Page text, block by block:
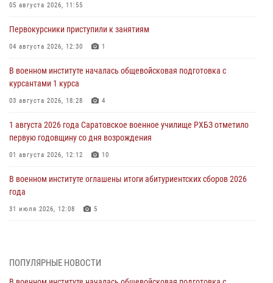
05 августа 2026, 11:55
Первокурсники приступили к занятиям
04 августа 2026, 12:30 1
В военном институте началась общевойсковая подготовка с
курсантами 1 курса
03 августа 2026, 18:28 4
1 августа 2026 года Саратовское военное училище РХБЗ отметило
первую годовщину со дня возрождения
01 августа 2026, 12:12 10
В военном институте оглашены итоги абитуриентских сборов 2026
года
31 июля 2026, 12:08 5
29 июля 2026, 06:45 2
ПОПУЛЯРНЫЕ НОВОСТИ